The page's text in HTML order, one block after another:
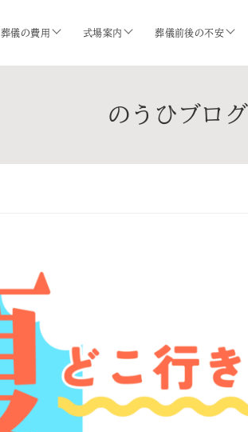
葬儀の費用 式場案内 葬儀前後の不安
のうひブログ